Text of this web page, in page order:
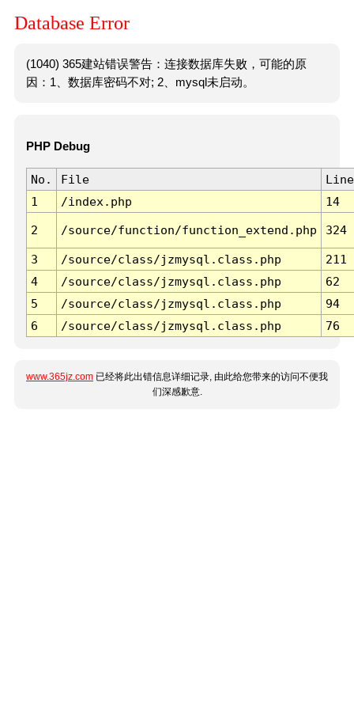
Database Error
(1040) 365建站错误警告：连接数据库失败，可能的原
因：1、数据库密码不对; 2、mysql未启动。
PHP Debug
No. File
Line
1
/index.php 14
2 /source/function/function_extend.php 324
3 /source/class/jzmysql.class.php
211
4
/source/class/jzmysql.class.php
62
5
/source/class/jzmysql.class.php
94
6
/source/class/jzmysql.class.php 76
www.365jz.com 已经将此出错信息详细记录, 由此给您带来的访问不便我
们深感歉意.